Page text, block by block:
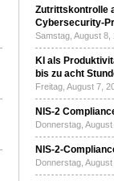
Zutrittskontrolle
Cybersecurity-
Samstag, August
KI als
bis zu acht
Freitag, August 7,
NIS-2
Donnerstag,
NIS-2-
Donnerstag,